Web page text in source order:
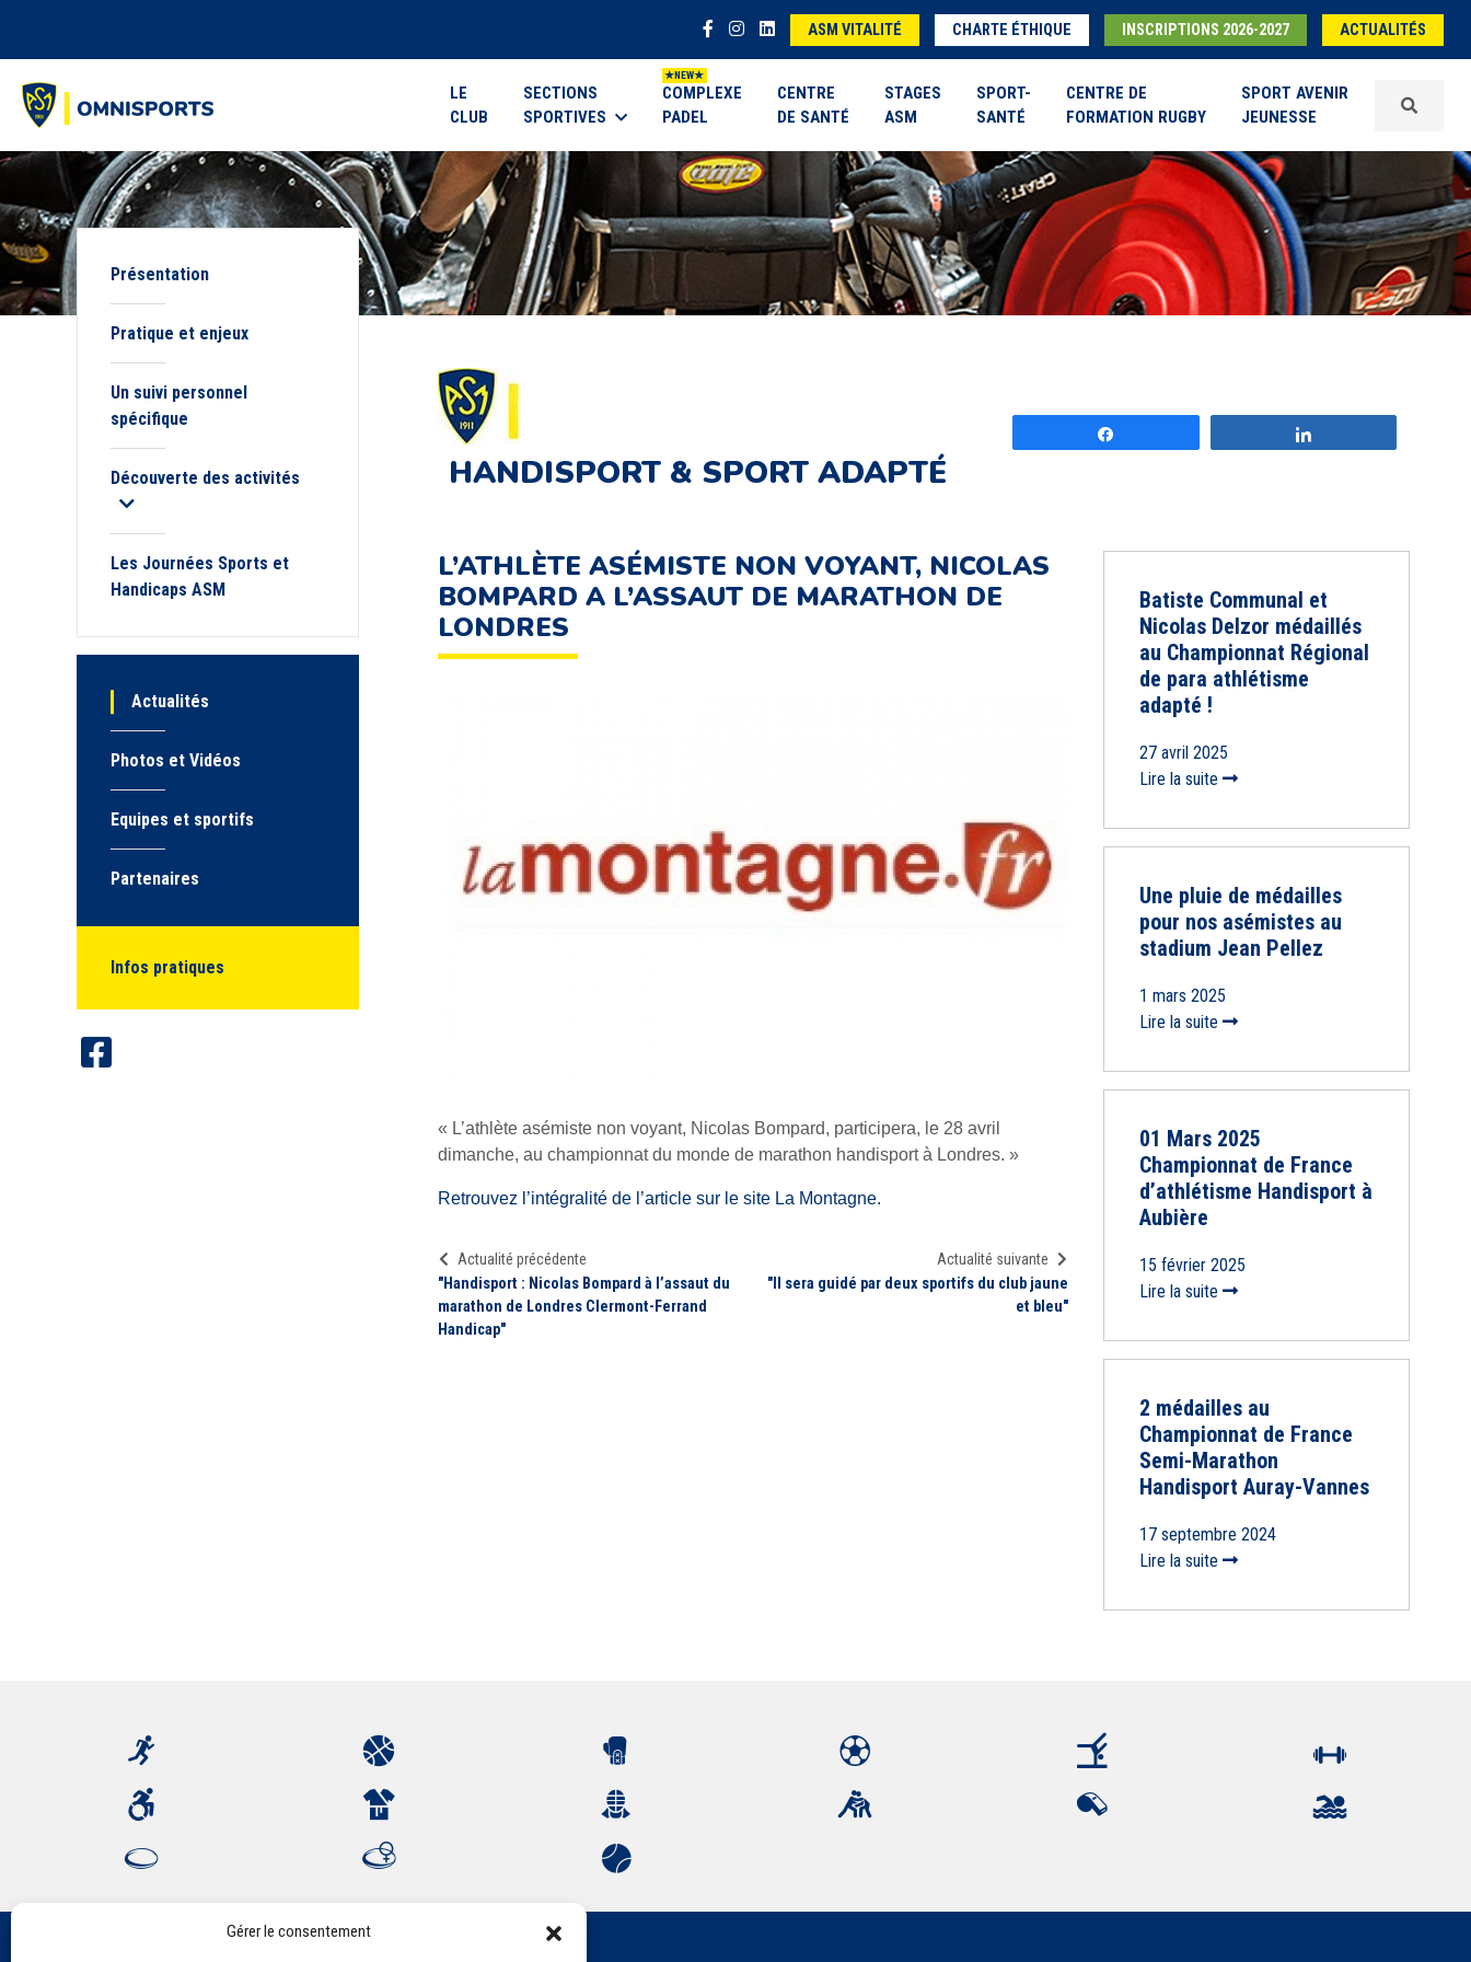
Gérer le consentement
ASM VITALITÉ CHARTE ÉTHIQUE INSCRIPTIONS 2026-2027 ACTUALITÉS
LE
CLUB
SECTIONS
SPORTIVES
COMPLEXE
PADEL
CENTRE
DE SANTÉ
STAGES
ASM
SPORT-
SANTÉ
CENTRE DE
FORMATION RUGBY
SPORT AVENIR
JEUNESSE
Présentation
Pratique et enjeux
Un suivi personnel
spécifique
Découverte des activités
Les Journées Sports et
Handicaps ASM
Actualités
Photos et Vidéos
Equipes et sportifs
Partenaires
Infos pratiques
HANDISPORT & SPORT ADAPTÉ
L’ATHLÈTE ASÉMISTE NON VOYANT, NICOLAS
BOMPARD A L’ASSAUT DE MARATHON DE
LONDRES
« L’athlète asémiste non voyant, Nicolas Bompard, participera, le 28 avril
dimanche, au championnat du monde de marathon handisport à Londres. »
Retrouvez l’intégralité de l’article sur le site La Montagne.
Actualité précédente
"Handisport : Nicolas Bompard à l’assaut du
marathon de Londres Clermont-Ferrand
Handicap"
Actualité suivante
"Il sera guidé par deux sportifs du club jaune
et bleu"
Batiste Communal et
Nicolas Delzor médaillés
au Championnat Régional
de para athlétisme
adapté !
27 avril 2025
Lire la suite
Une pluie de médailles
pour nos asémistes au
stadium Jean Pellez
1 mars 2025
Lire la suite
01 Mars 2025
Championnat de France
d’athlétisme Handisport à
Aubière
15 février 2025
Lire la suite
2 médailles au
Championnat de France
Semi-Marathon
Handisport Auray-Vannes
17 septembre 2024
Lire la suite